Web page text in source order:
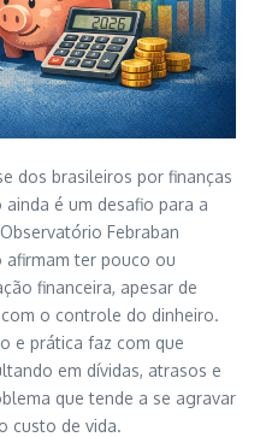
dos brasileiros por finanças
é um desafio para a
Febraban
ter pouco ou
financeira, apesar de
o controle do dinheiro.
e prática faz com que
em dívidas, atrasos e
que tende a se agravar
custo de vida.